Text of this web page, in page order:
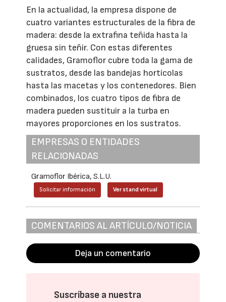
En la actualidad, la empresa dispone de
cuatro variantes estructurales de la fibra de
madera: desde la extrafina teñida hasta la
gruesa sin teñir. Con estas diferentes
calidades, Gramoflor cubre toda la gama de
sustratos, desde las bandejas hortícolas
hasta las macetas y los contenedores. Bien
combinados, los cuatro tipos de fibra de
madera pueden sustituir a la turba en
mayores proporciones en los sustratos.
EMPRESAS O ENTIDADES
RELACIONADAS
Gramoflor Ibérica, S.L.U.
Solicitar información Ver stand virtual
COMENTARIOS AL ARTÍCULO/NOTICIA
Deja un comentario
Suscríbase a nuestra